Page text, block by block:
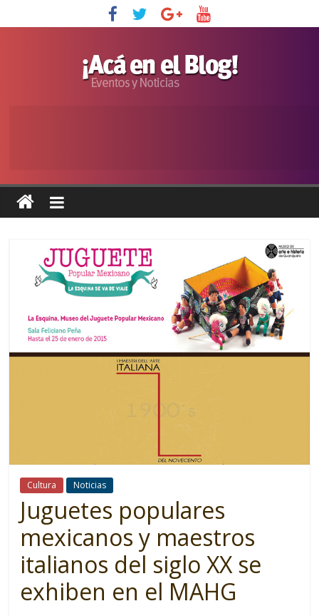
Cultura Noticias
Juguetes populares
mexicanos y maestros
italianos del siglo XX se
exhiben en el MAHG